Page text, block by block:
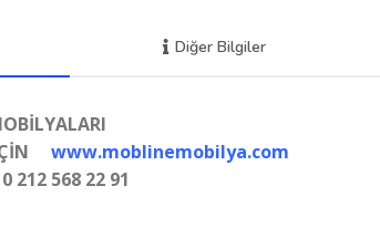
Diğer Bilgiler
www.moblinemobilya.com
212 568 22 91